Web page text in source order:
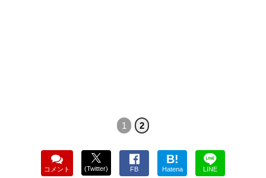
1 2
コメント (Twitter) FB
B!
Hatena LINE